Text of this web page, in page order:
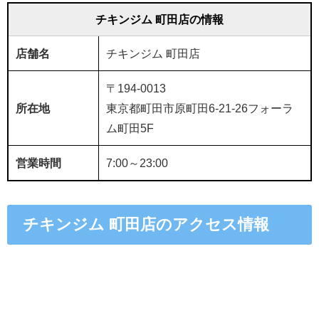
チキンジム 町田店の情報
店舗名 チキンジム 町田店
所在地
〒194-0013
東京都町田市原町田6-21-26フォーラ
ム町田5F
営業時間 7:00～23:00
チキンジム 町田店のアクセス情報